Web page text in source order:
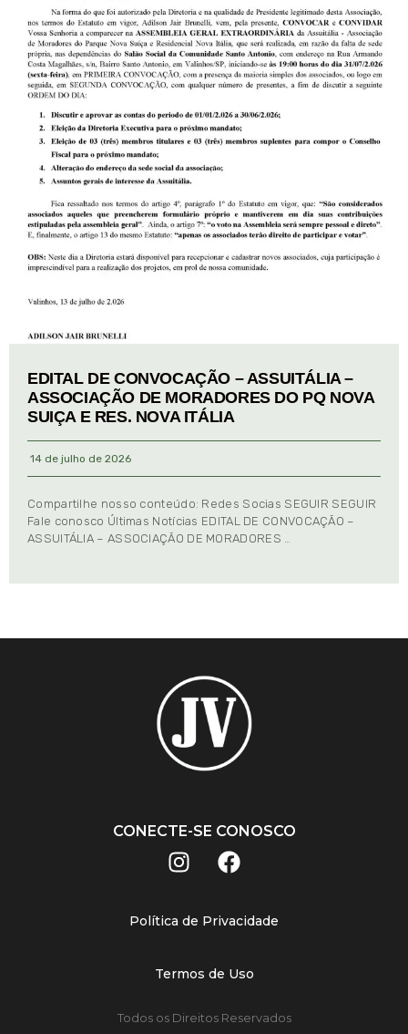
EDITAL DE CONVOCAÇÃO – ASSUITÁLIA –
ASSOCIAÇÃO DE MORADORES DO PQ NOVA
SUIÇA E RES. NOVA ITÁLIA
14 de julho de 2026
Compartilhe nosso conteúdo: Redes Socias SEGUIR SEGUIR
Fale conosco Últimas Notícias EDITAL DE CONVOCAÇÃO –
ASSUITÁLIA – ASSOCIAÇÃO DE MORADORES …
CONECTE-SE CONOSCO
Política de Privacidade
Termos de Uso
Todos os Direitos Reservados